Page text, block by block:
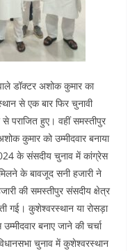
डॉक्टर अशोक कुमार का
से एक बार फिर चुनावी
पराजित हुए। वहीं समस्तीपुर
कुमार को उम्मीदवार बनाया
के संसदीय चुनाव में कांग्रेस
के बावजूद सनी हजारी ने
की समस्तीपुर संसदीय क्षेत्र
गई। कुशेश्वरस्थान या रोसड़ा
बनाए जाने की चर्चा
चुनाव में कुशेश्वरस्थान